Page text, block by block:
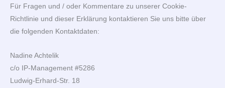
Für Fragen und / oder Kommentare zu unserer Cookie-
Richtlinie und dieser Erklärung kontaktieren Sie uns bitte über
die folgenden Kontaktdaten:
Nadine Achtelik
c/o IP-Management #5286
Ludwig-Erhard-Str. 18